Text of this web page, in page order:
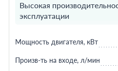
Высокая
эксплуатации
Мощность двигателя, кВт
Произв-ть на входе, л/мин